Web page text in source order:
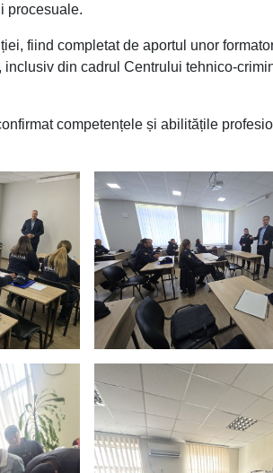
procesuale.
fiind completat de aportul unor
din cadrul Centrului tehnico-
competențele și abilitățile